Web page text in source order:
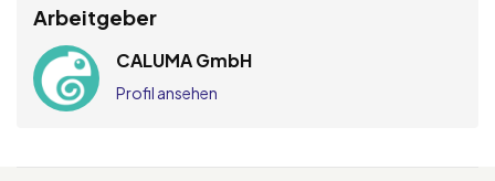
Arbeitgeber
CALUMA GmbH
Profil ansehen